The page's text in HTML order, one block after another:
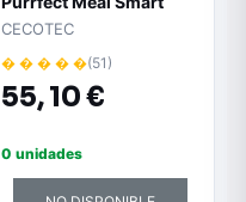
Comedero para
Mascotas de 6L -10
Comidas Diarias -
Cuenco de Acero
Atascos - Bloqueo -
Funciona con Pilas y
CECOTEC
� � � � �(51)
55,10 €
0 unidades